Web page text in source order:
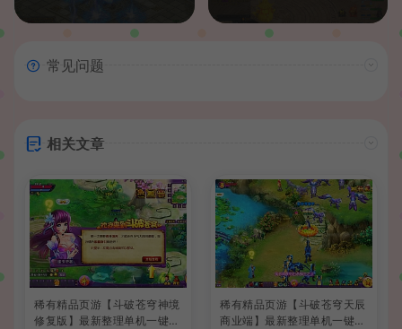
常见问题
相关文章
稀有精品页游【斗破苍穹神境
修复版】最新整理单机一键即
稀有精品页游【斗破苍穹天辰
商业端】最新整理单机一键即